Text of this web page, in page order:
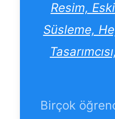
Resim,
Süsleme,
Birçok